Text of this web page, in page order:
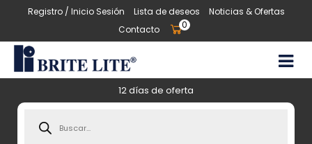
Registro / Inicio Sesión Lista de deseos
Noticias & Ofertas
Contacto
0
12 días de oferta
search